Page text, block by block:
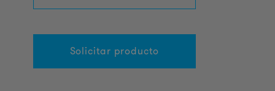
Solicitar producto